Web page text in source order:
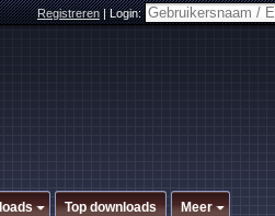
Registreren|Login:
Top downloads Meer